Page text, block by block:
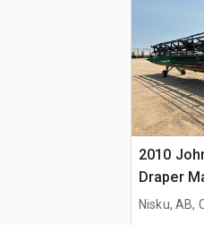
2010
Draper
Nisku, AB,